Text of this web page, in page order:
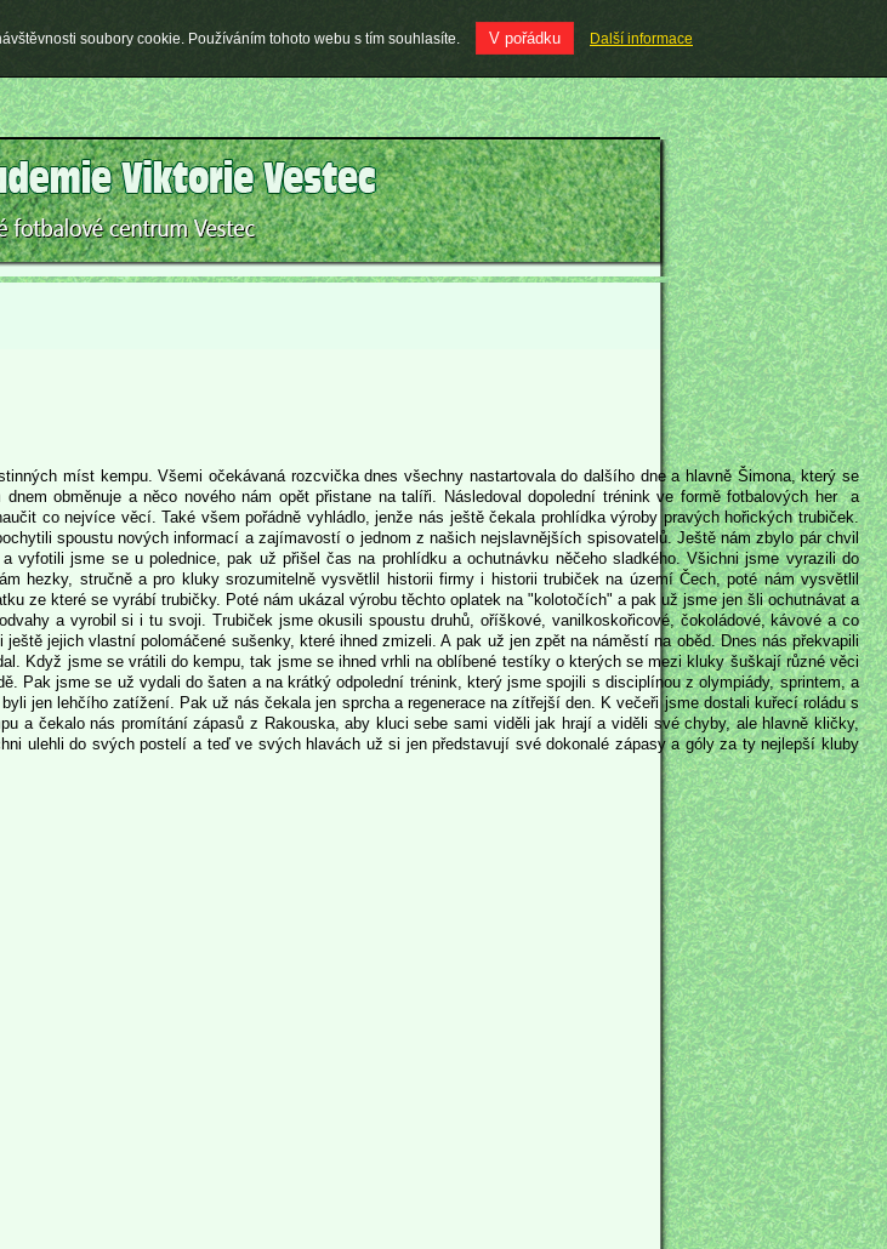
míst kempu. Všemi očekávaná rozcvička dnes všechny nastartovala do dalšího dne a hlavně Šimona, který se
obměnuje a něco nového nám opět přistane na talíři. Následoval dopolední trénink ve formě fotbalových her a
co nejvíce věcí. Také všem pořádně vyhládlo, jenže nás ještě čekala prohlídka výroby pravých hořických trubiček.
spoustu nových informací a zajímavostí o jednom z našich nejslavnějších spisovatelů. Ještě nám zbylo pár chvil
jsme se u polednice, pak už přišel čas na prohlídku a ochutnávku něčeho sladkého. Všichni jsme vyrazili do
hezky, stručně a pro kluky srozumitelně vysvětlil historii firmy i historii trubiček na území Čech, poté nám vysvětlil
ze které se vyrábí trubičky. Poté nám ukázal výrobu těchto oplatek na "kolotočích" a pak už jsme jen šli ochutnávat a
a vyrobil si i tu svoji. Trubiček jsme okusili spoustu druhů, oříškové, vanilkoskořicové, čokoládové, kávové a co
jejich vlastní polomáčené sušenky, které ihned zmizeli. A pak už jen zpět na náměstí na oběd. Dnes nás překvapili
Když jsme se vrátili do kempu, tak jsme se ihned vrhli na oblíbené testíky o kterých se mezi kluky šuškají různé věci
Pak jsme se už vydali do šaten a na krátký odpolední trénink, který jsme spojili s disciplínou z olympiády, sprintem, a
jen lehčího zatížení. Pak už nás čekala jen sprcha a regenerace na zítřejší den. K večeři jsme dostali kuřecí roládu s
a čekalo nás promítání zápasů z Rakouska, aby kluci sebe sami viděli jak hrají a viděli své chyby, ale hlavně kličky,
ulehli do svých postelí a teď ve svých hlavách už si jen představují své dokonalé zápasy a góly za ty nejlepší kluby
soubory cookie. Používáním tohoto webu s tím souhlasíte. V pořádku Další informace